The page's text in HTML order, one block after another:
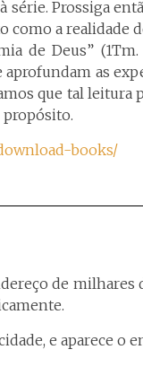
série. Prossiga
como a realidade
de Deus”
as
que tal leitura
propósito.
books/
de milhares
e aparece o